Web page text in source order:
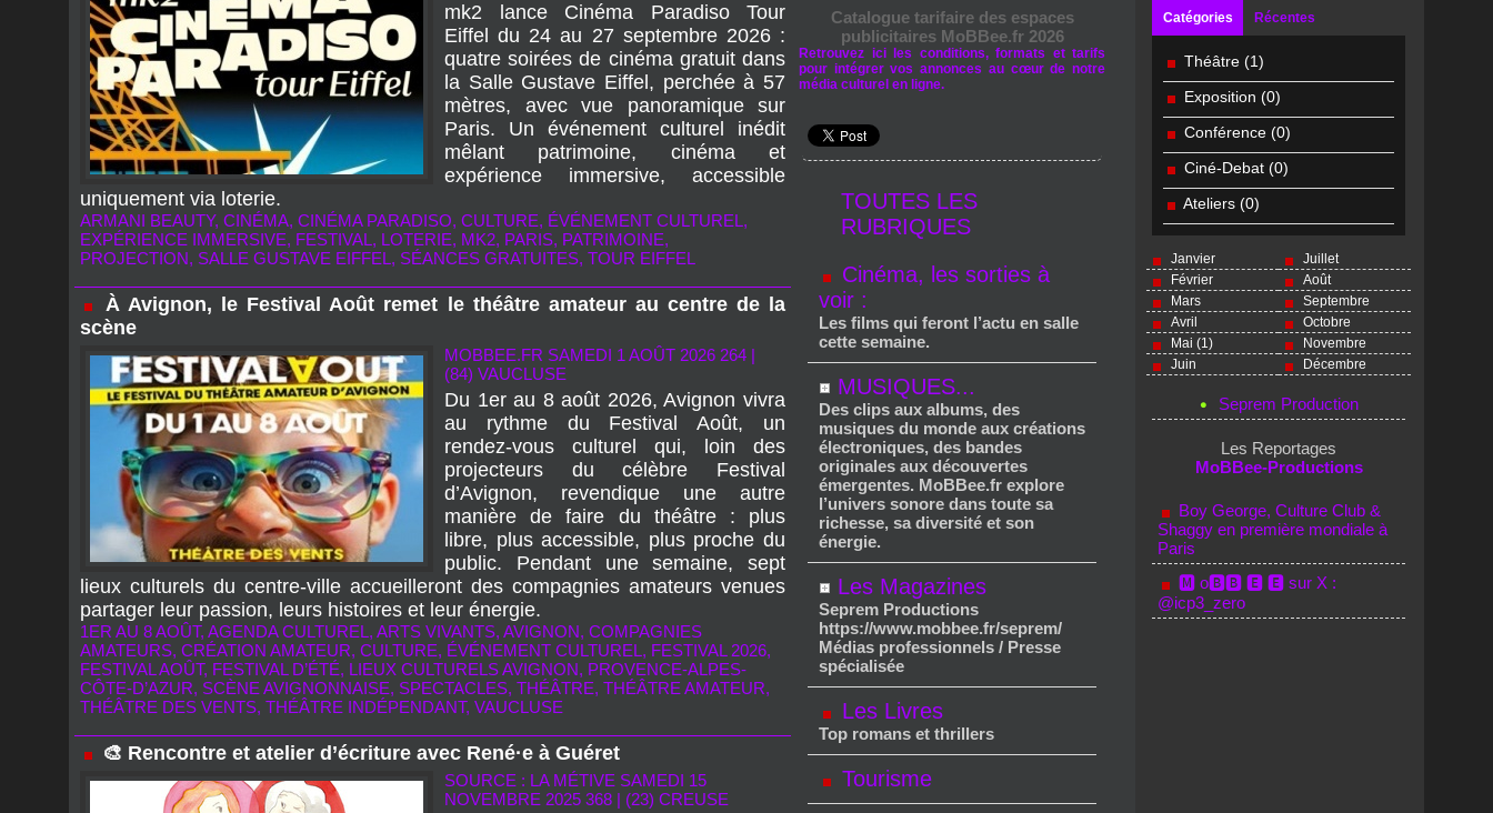
mk2 lance Cinéma Paradiso Tour
Eiffel du 24 au 27 septembre 2026 :
quatre soirées de cinéma gratuit dans
la Salle Gustave Eiffel, perchée à 57
mètres, avec vue panoramique sur
Paris. Un événement culturel inédit
mêlant patrimoine, cinéma et
expérience immersive, accessible
uniquement via loterie.
ARMANI BEAUTY, CINÉMA, CINÉMA PARADISO, CULTURE, ÉVÉNEMENT CULTUREL,
EXPÉRIENCE IMMERSIVE, FESTIVAL, LOTERIE, MK2, PARIS, PATRIMOINE,
PROJECTION, SALLE GUSTAVE EIFFEL, SÉANCES GRATUITES, TOUR EIFFEL
À Avignon, le Festival Août remet le théâtre amateur au centre de la
scène
MOBBEE.FR SAMEDI 1 AOÛT 2026 264 |
(84) VAUCLUSE
Du 1er au 8 août 2026, Avignon vivra
au rythme du Festival Août, un
rendez-vous culturel qui, loin des
projecteurs du célèbre Festival
d’Avignon, revendique une autre
manière de faire du théâtre : plus
libre, plus accessible, plus proche du
public. Pendant une semaine, sept
lieux culturels du centre-ville accueilleront des compagnies amateurs venues
partager leur passion, leurs histoires et leur énergie.
1ER AU 8 AOÛT, AGENDA CULTUREL, ARTS VIVANTS, AVIGNON, COMPAGNIES
AMATEURS, CRÉATION AMATEUR, CULTURE, ÉVÉNEMENT CULTUREL, FESTIVAL 2026,
FESTIVAL AOÛT, FESTIVAL D’ÉTÉ, LIEUX CULTURELS AVIGNON, PROVENCE-ALPES-
CÔTE-D’AZUR, SCÈNE AVIGNONNAISE, SPECTACLES, THÉÂTRE, THÉÂTRE AMATEUR,
THÉÂTRE DES VENTS, THÉÂTRE INDÉPENDANT, VAUCLUSE
🎨 Rencontre et atelier d’écriture avec René·e à Guéret
SOURCE : LA MÉTIVE SAMEDI 15
NOVEMBRE 2025 368 | (23) CREUSE
Catalogue tarifaire des espaces
publicitaires MoBBee.fr 2026
Retrouvez ici les conditions, formats et tarifs
pour intégrer vos annonces au cœur de notre
média culturel en ligne.
TOUTES LES
RUBRIQUES
Cinéma, les sorties à
voir :
Les films qui feront l’actu en salle
cette semaine.
MUSIQUES...
Des clips aux albums, des
musiques du monde aux créations
électroniques, des bandes
originales aux découvertes
émergentes. MoBBee.fr explore
l’univers sonore dans toute sa
richesse, sa diversité et son
énergie.
Les Magazines
Seprem Productions
https://www.mobbee.fr/seprem/
Médias professionnels / Presse
spécialisée
Les Livres
Top romans et thrillers
Tourisme
Catégories Récentes
Théâtre (1)
Exposition (0)
Conférence (0)
Ciné-Debat (0)
Ateliers (0)
Janvier
Février
Mars
Avril
Mai (1)
Juin
Juillet
Août
Septembre
Octobre
Novembre
Décembre
Seprem Production
Les Reportages
MoBBee-Productions
Boy George, Culture Club &
Shaggy en première mondiale à
Paris
🅼 o🅱🅱 🅴 🅴 sur X :
@icp3_zero